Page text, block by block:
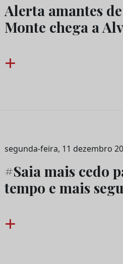
Alerta amantes
Monte chega a
+
segunda-feira, 11 dezembro
#Saia mais cedo
tempo e mais
+